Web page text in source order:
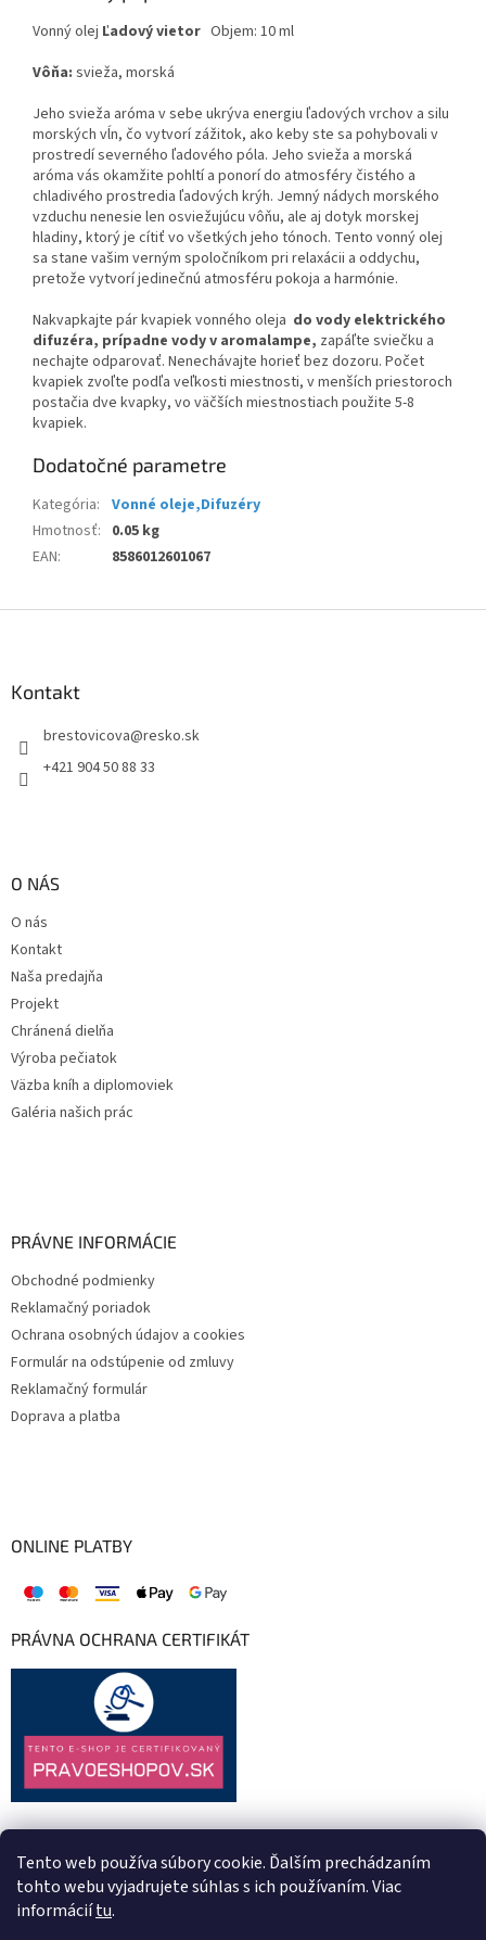
Tento web používa súbory cookie. Ďalším prechádzaním
tohto webu vyjadrujete súhlas s ich používaním. Viac
informáciítu.
Vonný olej Ľadový vietor Objem: 10 ml
Vôňa: svieža, morská
Jeho svieža aróma v sebe ukrýva energiu ľadových vrchov a silu
morských vĺn, čo vytvorí zážitok, ako keby ste sa pohybovali v
prostredí severného ľadového póla. Jeho svieža a morská
aróma vás okamžite pohltí a ponorí do atmosféry čistého a
chladivého prostredia ľadových krýh. Jemný nádych morského
vzduchu nenesie len osviežujúcu vôňu, ale aj dotyk morskej
hladiny, ktorý je cítiť vo všetkých jeho tónoch. Tento vonný olej
sa stane vašim verným spoločníkom pri relaxácii a oddychu,
pretože vytvorí jedinečnú atmosféru pokoja a harmónie.
Nakvapkajte pár kvapiek vonného oleja do vody elektrického
difuzéra, prípadne vody v aromalampe, zapáľte sviečku a
nechajte odparovať. Nenechávajte horieť bez dozoru. Počet
kvapiek zvoľte podľa veľkosti miestnosti, v menších priestoroch
postačia dve kvapky, vo väčších miestnostiach použite 5-8
kvapiek.
Dodatočné parametre
Kategória: Vonné oleje,Difuzéry
Hmotnosť: 0.05 kg
EAN: 8586012601067
Kontakt
brestovicova@resko.sk
+421 904 50 88 33
O NÁS
O nás
Kontakt
Naša predajňa
Projekt
Chránená dielňa
Výroba pečiatok
Väzba kníh a diplomoviek
Galéria našich prác
PRÁVNE INFORMÁCIE
Obchodné podmienky
Reklamačný poriadok
Ochrana osobných údajov a cookies
Formulár na odstúpenie od zmluvy
Reklamačný formulár
Doprava a platba
ONLINE PLATBY
PRÁVNA OCHRANA CERTIFIKÁT